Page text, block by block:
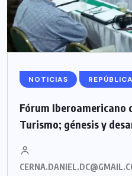
NOTICIAS
Fórum Iberoamericano
Turismo; génesis y